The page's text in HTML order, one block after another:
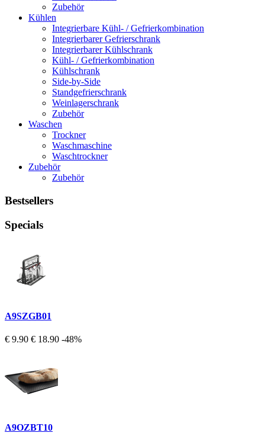
Zubehör
Kühlen
Integrierbare Kühl- / Gefrierkombination
Integrierbarer Gefrierschrank
Integrierbarer Kühlschrank
Kühl- / Gefrierkombination
Kühlschrank
Side-by-Side
Standgefrierschrank
Weinlagerschrank
Zubehör
Waschen
Trockner
Waschmaschine
Waschtrockner
Zubehör
Zubehör
Bestsellers
Specials
A9SZGB01
€ 9.90 € 18.90 -48%
A9OZBT10